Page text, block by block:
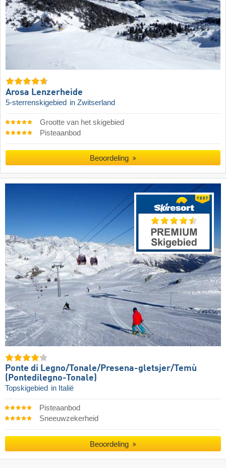
Arosa Lenzerheide
5-sterrenskigebied in Zwitserland
Grootte van het skigebied
Pisteaanbod
Beoordeling
Ponte di Legno/​​Tonale/​​Presena-gletsjer/​​Temù
(Pontedilegno-Tonale)
Topskigebied in Italië
Pisteaanbod
Sneeuwzekerheid
Beoordeling